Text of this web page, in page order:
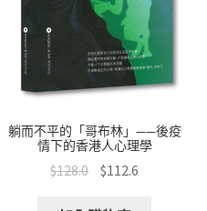
躺而不平的「哥布林」——後疫
情下的香港人心理學
$128.0 $112.6